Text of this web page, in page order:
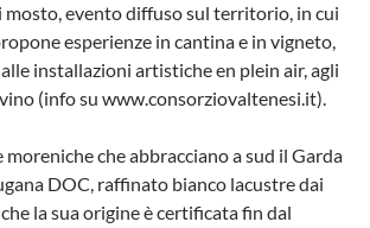
evento diffuso sul territorio, in cui
esperienze in cantina e in vigneto,
installazioni artistiche en plein air, agli
(info su www.consorziovaltenesi.it).
che abbracciano a sud il Garda
DOC, raffinato bianco lacustre dai
la sua origine è certificata fin dal